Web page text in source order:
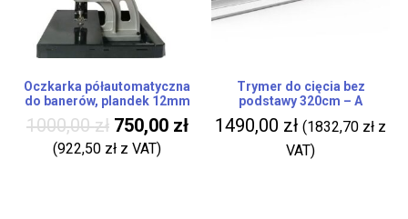
Oczkarka półautomatyczna
do banerów, plandek 12mm
1000,00zł 750,00 zł
(922,50 zł z VAT)
Trymer do cięcia bez
podstawy 320cm – A
1490,00 zł (1832,70 zł z
VAT)